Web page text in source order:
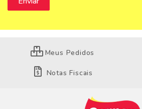
Meus Pedidos
Notas Fiscais